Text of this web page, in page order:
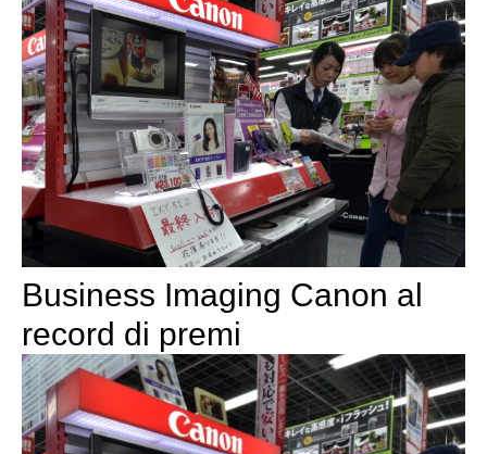
Business Imaging Canon al
record di premi